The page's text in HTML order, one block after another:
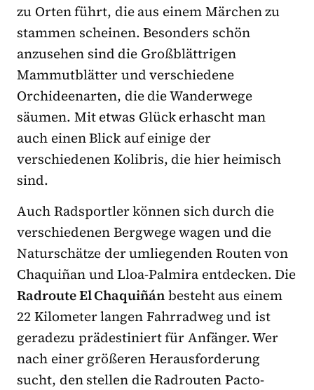
zu Orten führt, die aus einem Märchen zu
stammen scheinen. Besonders schön
anzusehen sind die Großblättrigen
Mammutblätter und verschiedene
Orchideenarten, die die Wanderwege
säumen. Mit etwas Glück erhascht man
auch einen Blick auf einige der
verschiedenen Kolibris, die hier heimisch
sind.
Auch Radsportler können sich durch die
verschiedenen Bergwege wagen und die
Naturschätze der umliegenden Routen von
Chaquiñan und Lloa-Palmira entdecken. Die
Radroute El Chaquiñánbesteht aus einem
22 Kilometer langen Fahrradweg und ist
geradezu prädestiniert für Anfänger. Wer
nach einer größeren Herausforderung
sucht, den stellen die Radrouten Pacto-